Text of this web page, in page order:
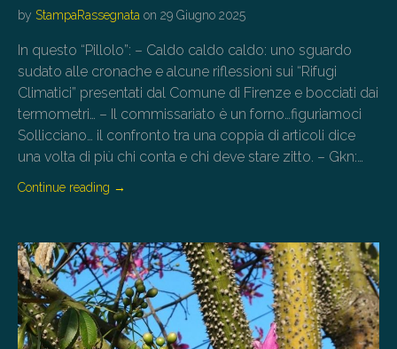
by StampaRassegnata on 29 Giugno 2025
In questo “Pillolo”: – Caldo caldo caldo: uno sguardo
sudato alle cronache e alcune riflessioni sui “Rifugi
Climatici” presentati dal Comune di Firenze e bocciati dai
termometri… – Il commissariato è un forno…figuriamoci
Sollicciano… il confronto tra una coppia di articoli dice
una volta di più chi conta e chi deve stare zitto. – Gkn:…
Continue reading →